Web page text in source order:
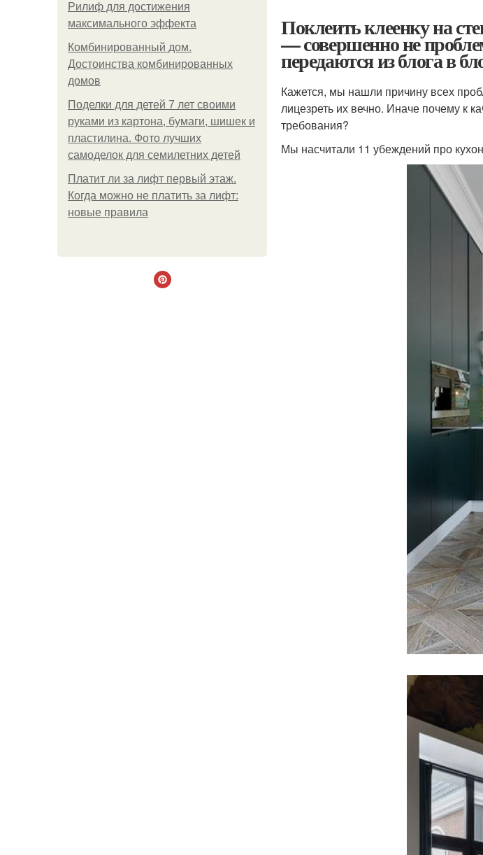
Рилиф для достижения
максимального эффекта
Комбинированный дом.
Достоинства комбинированных
домов
Поделки для детей 7 лет своими
руками из картона, бумаги, шишек и
пластилина. Фото лучших
самоделок для семилетних детей
Платит ли за лифт первый этаж.
Когда можно не платить за лифт:
новые правила
Поклеить клеенку на
— совершенно не
передаются из блога в
Кажется, мы нашли причину всех
лицезреть их вечно. Иначе почему к
требования?
Мы насчитали 11 убеждений про